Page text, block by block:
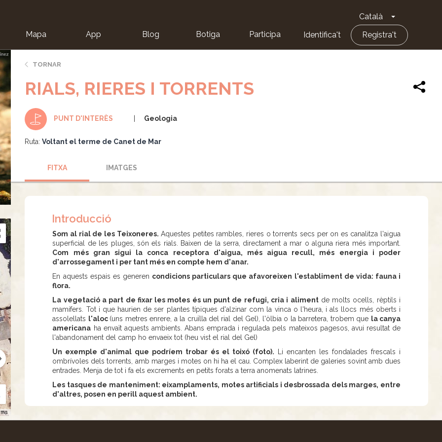
Català Toggle
Mapa App Blog Botiga Participa Identifica't Registra't
TORNAR
RIALS, RIERES I TORRENTS
PUNT D'INTERÈS Geologia
Ruta: Voltant el terme de Canet de Mar
FITXA IMATGES
Introducció
Som al rial de les Teixoneres. Aquestes petites rambles, rieres o torrents secs per on es canalitza l'aigua
superficial de les pluges, són els rials. Baixen de la serra, directament a mar o alguna riera més important.
Com més gran sigui la conca receptora d'aigua, més aigua recull, més energia i poder
d'arrossegament i per tant més en compte hem d'anar.
En aquests espais es generen condicions particulars que afavoreixen l'establiment de vida: fauna i
flora.
La vegetació a part de fixar les motes és un punt de refugi, cria i alimentde molts ocells, rèptils i
mamífers. Tot i que haurien de ser plantes típiques d'alzinar com la vinca o l'heura, i als llocs més oberts i
assolellats l'aloc (uns metres enrere, a la cruïlla del rial del Gel), l'òlbia o la barretera, trobem que la canya
americana ha envaït aquests ambients. Abans emprada i regulada pels mateixos pagesos, avui resultat de
l'abandonament del camp ho envaeix tot (heu vist el rial del Gel)
Un exemple d'animal que podríem trobar és el toixó (foto). Li encanten les fondalades frescals i
ombrívoles dels torrents, amb marges i motes on hi ha el cau. Complex laberint de galeries sovint amb dues
entrades. Menja de tot i fa els excrements en petits forats a terra anomenats latrines.
Les tasques de manteniment: eixamplaments, motes artificials i desbrossada dels marges, entre
d'altres, posen en perill aquest ambient.